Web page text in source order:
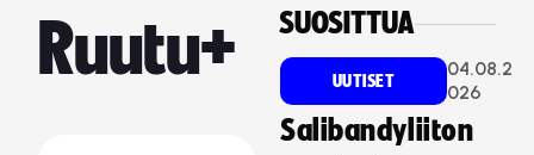
Ruutu+ SUOSITTUA
UUTISET
04.08.2
026
Salibandyliiton